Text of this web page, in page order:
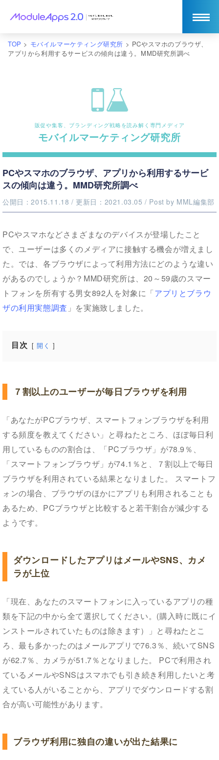
TOP > モバイルマーケティング研究所 > PCやスマホのブラウザ、
アプリから利用するサービスの傾向は違う。MMD研究所調べ
販促や集客、ブランディング戦略を読み解く専門メディア
モバイルマーケティング研究所
PCやスマホのブラウザ、アプリから利用するサービ
スの傾向は違う。MMD研究所調べ
公開日：2015.11.18 / 更新日：2021.03.05 / Post by MML編集部
PCやスマホなどさまざまなのデバイスが登場したこと
で、ユーザーは多くのメディアに接触する機会が増えまし
た。では、各ブラウザによって利用方法にどのような違い
があるのでしょうか？MMD研究所は、20～59歳のスマー
トフォンを所有する男女892人を対象に「アプリとブラウ
ザの利用実態調査 」を実施致しました。
目次 開く
７割以上のユーザーが毎日ブラウザを利用
「あなたがPCブラウザ、スマートフォンブラウザを利用
する頻度を教えてください」と尋ねたところ、ほぼ毎日利
用しているものの割合は、「PCブラウザ」が78.9％、
「スマートフォンブラウザ」が74.1％と、７割以上で毎日
ブラウザを利用されている結果となりました。 スマートフ
ォンの場合、ブラウザのほかにアプリも利用されることも
あるため、PCブラウザと比較すると若干割合が減少する
ようです。
ダウンロードしたアプリはメールやSNS、カメ
ラが上位
「現在、あなたのスマートフォンに入っているアプリの種
類を下記の中から全て選択してください。(購入時に既にイ
ンストールされていたものは除きます）」と尋ねたとこ
ろ、最も多かったのはメールアプリで76.3％、続いてSNS
が62.7％、カメラが51.7％となりました。 PCで利用され
ているメールやSNSはスマホでも引き続き利用したいと考
えている人がいることから、アプリでダウンロードする割
合が高い可能性があります。
ブラウザ利用に独自の違いが出た結果に